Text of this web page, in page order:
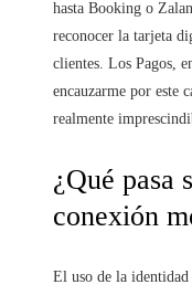
hasta Booking o
reconocer la tarjeta
clientes. Los Pagos,
encauzarme por este
realmente
¿Qué pasa
conexión
El uso de la